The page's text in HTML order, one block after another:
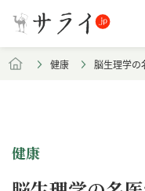
健康 脳生理学の
健康